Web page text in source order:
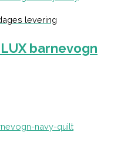
levering
barnevogn